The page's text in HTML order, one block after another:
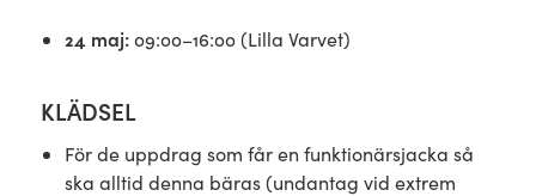
24 maj:09:00–16:00 (Lilla Varvet)
KLÄDSEL
För de uppdrag som får en funktionärsjacka så
ska alltid denna bäras (undantag vid extrem